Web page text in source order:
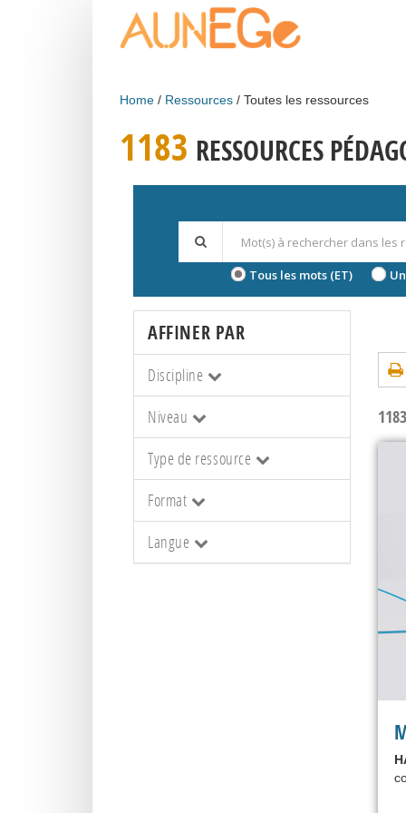
Home Ressources Toutes les ressources
1183 RESSOURCES
Tous les mots (ET)
AFFINER PAR
Discipline
Niveau
Type de ressource
Format
Langue
1183